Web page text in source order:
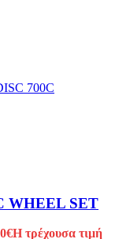
WHEEL SET
€Η τρέχουσα τιμή